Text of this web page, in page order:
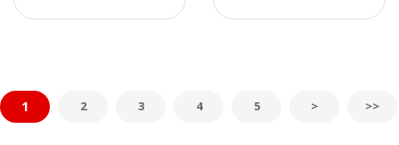
Kiti
Kiti
1 2 3 4 5 > >>